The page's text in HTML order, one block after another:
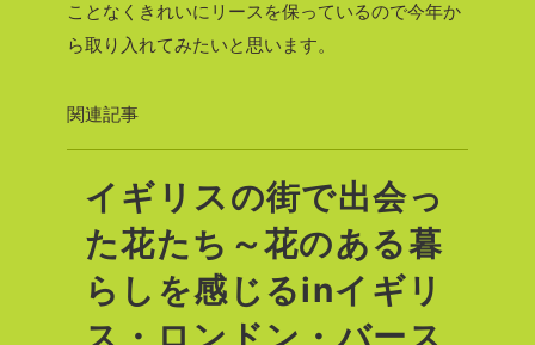
ことなくきれいにリースを保っているので今年か
ら取り入れてみたいと思います。
関連記事
イギリスの街で出会っ
た花たち～花のある暮
らしを感じるinイギリ
ス・ロンドン・バース